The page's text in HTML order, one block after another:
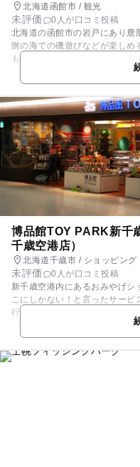
北海道函館市 / 観光
未評価
0人が口コミ投稿
北海道の函館市の岩戸にあり
側の海での磯遊びなどが楽しめ
も楽しめます。近くではウニな
べられるお店もいくつかあり
な眺めを楽しめる駒ヶ岳、灯
いスポットです。もし、宿泊地
めです。
博品館TOY PARK新千
千歳空港店）
北海道千歳市 / ショッピング
未評価
0人が口コミ投稿
新千歳空港内にあるおみやげシ
こにしかない！と言ったサー
行機の中や旅行先の時間を楽し
店内は高級リゾートホテルの
しいショッピングを演出しま
品も充実｡ また､気になるサー
は、誕生日や記念日のその日の
スです。北海道旅行の記念に
しんで頂ける様々なイベント